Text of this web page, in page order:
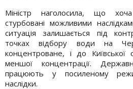
Міністр наголосила, що
стурбовані можливими
ситуація залишається під
точках відбору води на
концентроване, і до
меншої концентрації.
працюють у посиленому
наслідки.